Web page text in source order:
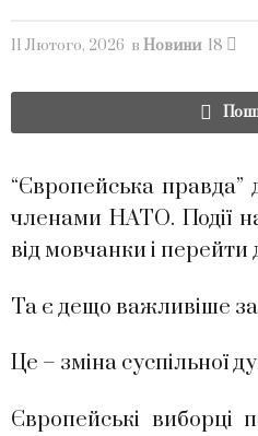
11 Лютого, 2026 в Новини 18
“Європейська
членами НАТО. Події
від мовчанки і
Та є дещо важливіше за
Це – зміна суспільної
Європейські